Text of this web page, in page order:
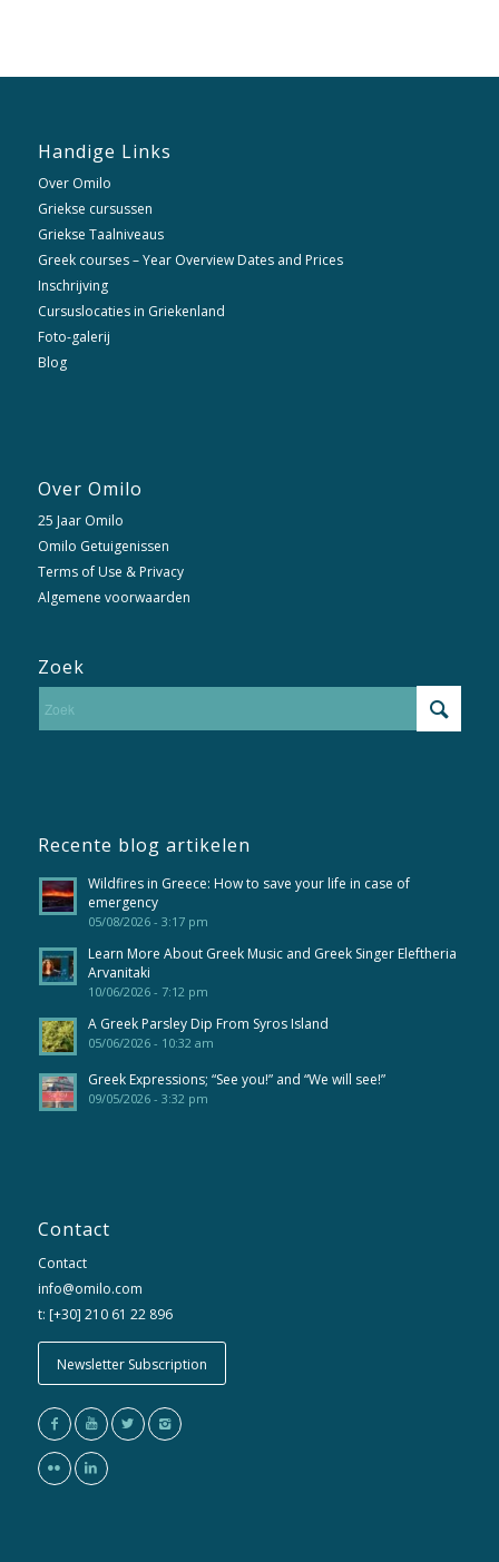
Handige Links
Over Omilo
Griekse cursussen
Griekse Taalniveaus
Greek courses – Year Overview Dates and Prices
Inschrijving
Cursuslocaties in Griekenland
Foto-galerij
Blog
Over Omilo
25 Jaar Omilo
Omilo Getuigenissen
Terms of Use & Privacy
Algemene voorwaarden
Zoek
Recente blog artikelen
Wildfires in Greece: How to save your life in case of
emergency
05/08/2026 - 3:17 pm
Learn More About Greek Music and Greek Singer Eleftheria
Arvanitaki
10/06/2026 - 7:12 pm
A Greek Parsley Dip From Syros Island
05/06/2026 - 10:32 am
Greek Expressions; “See you!” and “We will see!”
09/05/2026 - 3:32 pm
Contact
Contact
info@omilo.com
t: [+30] 210 61 22 896
Newsletter Subscription